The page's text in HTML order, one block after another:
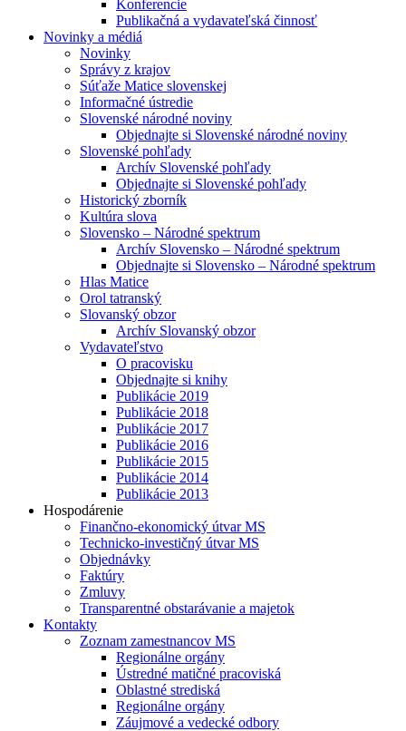
Konferencie
Publikačná a vydavateľská činnosť
Novinky a médiá
Novinky
Správy z krajov
Súťaže Matice slovenskej
Informačné ústredie
Slovenské národné noviny
Objednajte si Slovenské národné noviny
Slovenské pohľady
Archív Slovenské pohľady
Objednajte si Slovenské pohľady
Historický zborník
Kultúra slova
Slovensko – Národné spektrum
Archív Slovensko – Národné spektrum
Objednajte si Slovensko – Národné spektrum
Hlas Matice
Orol tatranský
Slovanský obzor
Archív Slovanský obzor
Vydavateľstvo
O pracovisku
Objednajte si knihy
Publikácie 2019
Publikácie 2018
Publikácie 2017
Publikácie 2016
Publikácie 2015
Publikácie 2014
Publikácie 2013
Hospodárenie
Finančno-ekonomický útvar MS
Technicko-investičný útvar MS
Objednávky
Faktúry
Zmluvy
Transparentné obstarávanie a majetok
Kontakty
Zoznam zamestnancov MS
Regionálne orgány
Ústredné matičné pracoviská
Oblastné strediská
Regionálne orgány
Záujmové a vedecké odbory